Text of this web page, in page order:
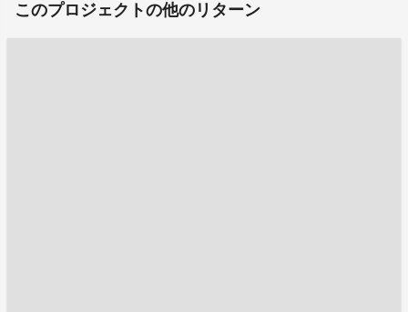
このプロジェクトの他のリターン